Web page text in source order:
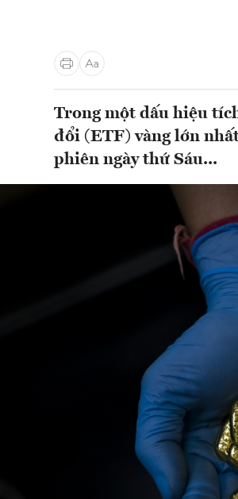
Trong một dấu hiệu
đổi (ETF) vàng lớn
phiên ngày thứ Sáu...